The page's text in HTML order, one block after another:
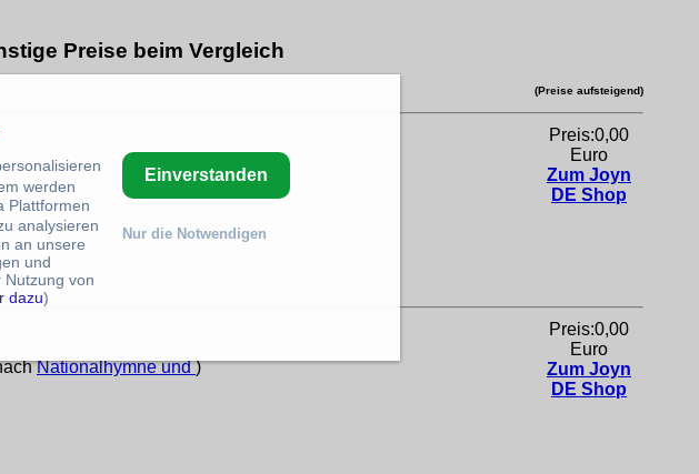
Preise beim Vergleich
(Preise aufsteigend)
Preis:0,00
Euro
Zum Joyn
DE Shop
Nationalhymne und)
Preis:0,00
Euro
Zum Joyn
DE Shop
werden
Plattformen
analysieren
an unsere
und
Nutzung von
dazu)
Einverstanden
Nur die Notwendigen